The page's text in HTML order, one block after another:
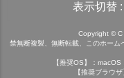
表示切替 :
Copyright © C
禁無断複製、無断転載、このホー
【推奨OS】：
【推奨ブラウ